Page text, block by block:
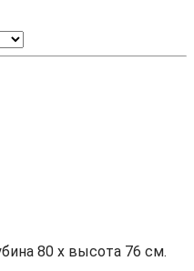
80 х высота 76 см.